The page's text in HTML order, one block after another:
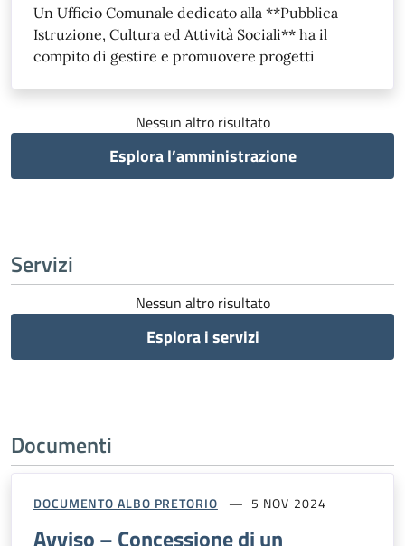
Un Ufficio Comunale dedicato alla **Pubblica
Istruzione, Cultura ed Attività Sociali** ha il
compito di gestire e promuovere progetti
Nessun altro risultato
Esplora l’amministrazione
Servizi
Nessun altro risultato
Esplora i servizi
Documenti
DOCUMENTO ALBO PRETORIO 5 NOV 2024
Avviso – Concessione di un